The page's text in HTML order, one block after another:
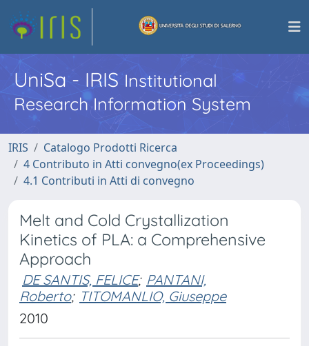
UniSa - IRISInstitutional
Research Information System
IRIS
Catalogo Prodotti Ricerca
4 Contributo in Atti convegno(ex Proceedings)
4.1 Contributi in Atti di convegno
Melt and Cold Crystallization
Kinetics of PLA: a Comprehensive
Approach
DE SANTIS, FELICE; PANTANI,
Roberto; TITOMANLIO, Giuseppe
2010